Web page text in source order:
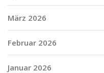
März 2026
Februar 2026
Januar 2026